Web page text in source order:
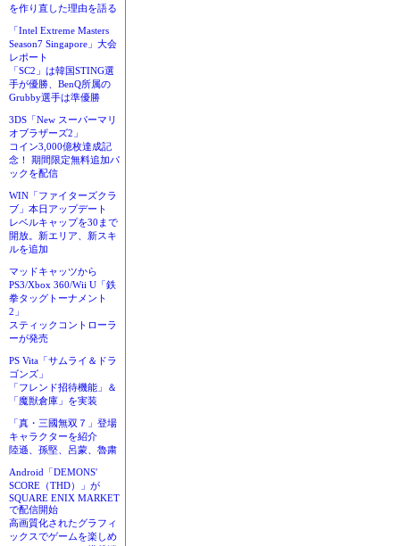
を作り直した理由を語る
「Intel Extreme Masters
Season7 Singapore」大会
レポート
「SC2」は韓国STING選
手が優勝、BenQ所属の
Grubby選手は準優勝
3DS「New スーパーマリ
オブラザーズ2」
コイン3,000億枚達成記
念！ 期間限定無料追加パ
ックを配信
WIN「ファイターズクラ
ブ」本日アップデート
レベルキャップを30まで
開放。新エリア、新スキ
ルを追加
マッドキャッツから
PS3/Xbox 360/Wii U「鉄
拳タッグトーナメント
2」
スティックコントローラ
ーが発売
PS Vita「サムライ＆ドラ
ゴンズ」
「フレンド招待機能」＆
「魔獣倉庫」を実装
「真・三國無双７」登場
キャラクターを紹介
陸遜、孫堅、呂蒙、魯粛
Android「DEMONS'
SCORE（THD）」が
SQUARE ENIX MARKET
で配信開始
高画質化されたグラフィ
ックスでゲームを楽しめ